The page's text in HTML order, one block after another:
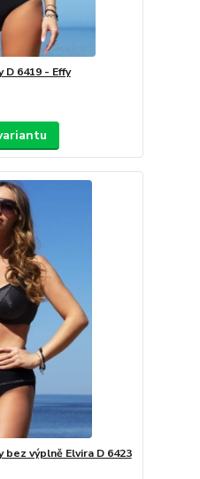
6419 - Effy
výplně Elvira D 6423